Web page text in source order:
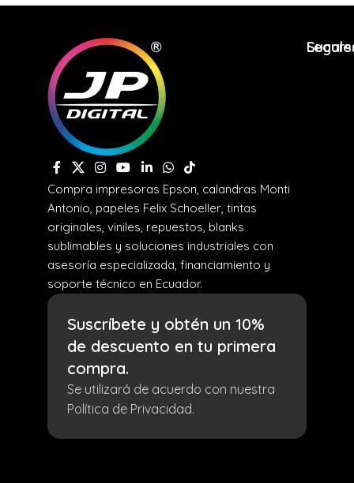
Compra impresoras Epson, calandras Monti
Antonio, papeles Felix Schoeller, tintas
originales, viniles, repuestos, blanks
sublimables y soluciones industriales con
asesoría especializada, financiamiento y
soporte técnico en Ecuador.
Suscríbete y obtén un 10%
de descuento en tu primera
compra.
Se utilizará de acuerdo con nuestra
Política de Privacidad.